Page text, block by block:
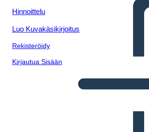
Hinnoittelu
Luo Kuvakäsikirjoitus
Rekisteröidy
Kirjautua Sisään